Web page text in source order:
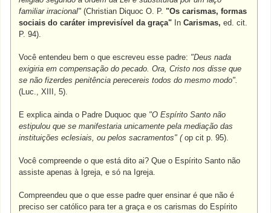
familiar irracional" (Christian Diquoc O. P."Os carismas, formas
sociais do caráter imprevisível da graça" InCarismas,ed. cit.
P. 94).
Você entendeu bem o que escreveu esse padre: "Deus nada
exigiria em compensação do pecado. Ora, Cristo nos disse que
se não fizerdes penitência perecereis todos do mesmo modo".
(Luc., XIII, 5).
E explica ainda o Padre Duquoc que "O Espírito Santo não
estipulou que se manifestaria unicamente pela mediação das
instituições eclesiais, ou pelos sacramentos" (op cit p. 95).
Você compreende o que está dito ai? Que o Espírito Santo não
assiste apenas à Igreja, e só na Igreja.
Compreendeu que o que esse padre quer ensinar é que não é
preciso ser católico para ter a graça e os carismas do Espírito